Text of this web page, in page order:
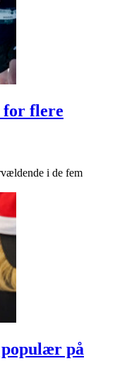
for flere
i de fem
på